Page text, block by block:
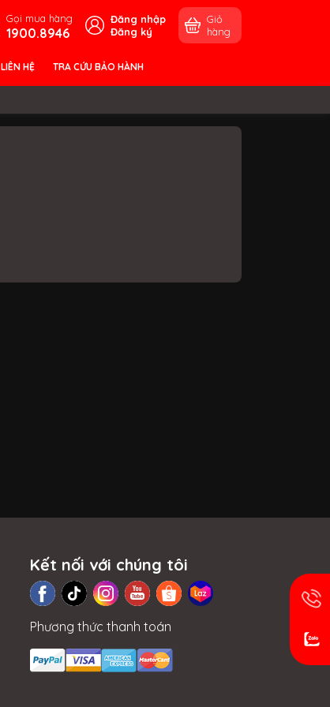
Gọi mua hàng
1900.8946
Đăng nhập
Đăng ký
Giỏ
hàng
LIÊN HỆ TRA CỨU BẢO HÀNH
Kết nối với chúng tôi
Phương thức thanh toán